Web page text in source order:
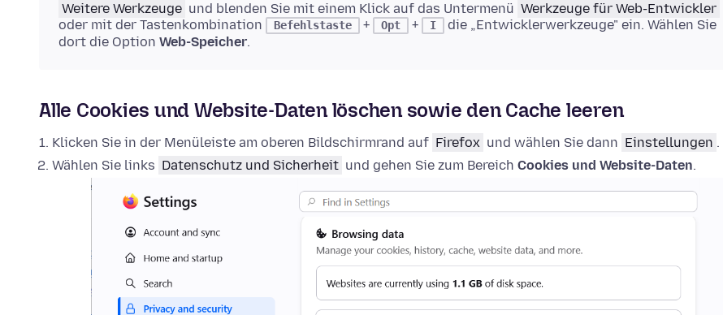
Weitere Werkzeuge und blenden Sie mit einem Klick auf das Untermenü Werkzeuge für Web-Entwickler
oder mit der Tastenkombination
Befehlstaste + Opt + I
die „Entwicklerwerkzeuge" ein. Wählen Sie
dort die Option Web-Speicher.
Alle Cookies und Website-Daten löschen sowie den Cache leeren
Klicken Sie in der Menüleiste am oberen Bildschirmrand auf Firefox und wählen Sie dann Einstellungen .
Wählen Sie links Datenschutz und Sicherheit und gehen Sie zum Bereich Cookies und Website-Daten.